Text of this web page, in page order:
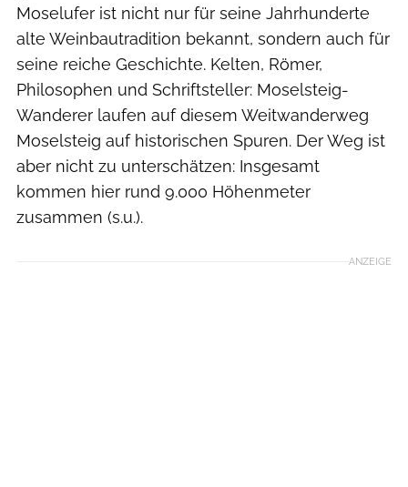
Moselufer ist nicht nur für seine Jahrhunderte
alte Weinbautradition bekannt, sondern auch für
seine reiche Geschichte. Kelten, Römer,
Philosophen und Schriftsteller: Moselsteig-
Wanderer laufen auf diesem Weitwanderweg
Moselsteig auf historischen Spuren. Der Weg ist
aber nicht zu unterschätzen: Insgesamt
kommen hier rund 9.000 Höhenmeter
zusammen (s.u.).
ANZEIGE